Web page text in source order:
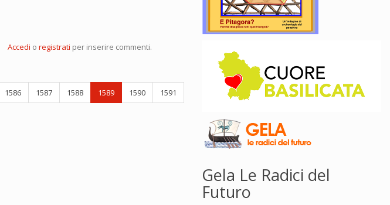
Accedi o registrati per inserire commenti.
1586 1587 1588 1589 1590
1591
Gela Le Radici del
Futuro